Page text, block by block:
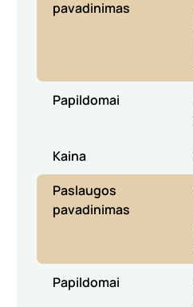
pavadinimas
Papildomai
Kaina
Paslaugos
pavadinimas
Papildomai